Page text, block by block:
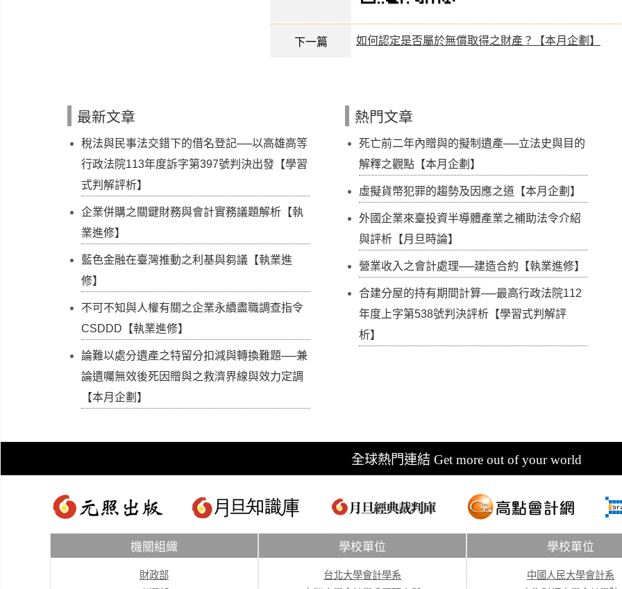
下一篇 如何認定是否屬於無償取得之財產？【本月企劃】
最新文章
稅法與民事法交錯下的借名登記──以高雄高等
行政法院113年度訴字第397號判決出發【學習
式判解評析】
企業併購之關鍵財務與會計實務議題解析【執
業進修】
藍色金融在臺灣推動之利基與芻議【執業進
修】
不可不知與人權有關之企業永續盡職調查指令
CSDDD【執業進修】
論難以處分遺產之特留分扣減與轉換難題──兼
論遺囑無效後死因贈與之救濟界線與效力定調
【本月企劃】
熱門文章
死亡前二年內贈與的擬制遺產──立法史與目的
解釋之觀點【本月企劃】
虛擬貨幣犯罪的趨勢及因應之道【本月企劃】
外國企業來臺投資半導體產業之補助法令介紹
與評析【月旦時論】
營業收入之會計處理──建造合約【執業進修】
合建分屋的持有期間計算──最高行政法院112
年度上字第538號判決評析【學習式判解評
析】
全球熱門連結 Get more out of your world
機關組織
財政部
學校單位
台北大學會計學系
學校單位
中國人民大學會計系